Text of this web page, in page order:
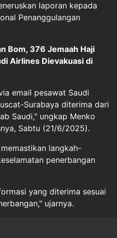
laporan kepada
Penanggulangan
Bom, 376 Jemaah Haji
Airlines Dievakuasi di
email pesawat Saudi
Surabaya diterima dari
Saudi," ungkap Menko
Sabtu (21/6/2025).
langkah-
penerbangan
yang diterima sesuai
ujarnya.